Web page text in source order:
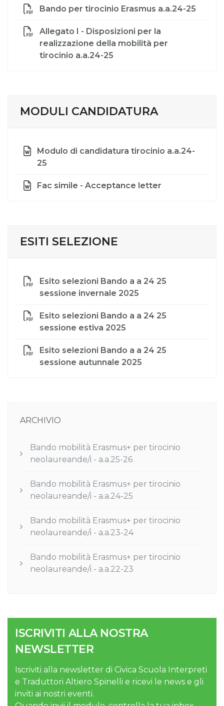
Bando per tirocinio Erasmus a.a.24-25
Allegato I - Disposizioni per la
realizzazione della mobilità per
tirocinio a.a.24-25
MODULI CANDIDATURA
Modulo di candidatura tirocinio a.a.24-
25
Fac simile - Acceptance letter
ESITI SELEZIONE
Esito selezioni Bando a a 24 25
sessione invernale 2025
Esito selezioni Bando a a 24 25
sessione estiva 2025
Esito selezioni Bando a a 24 25
sessione autunnale 2025
ARCHIVIO
Bando mobilità Erasmus+ per tirocinio
neolaureande/i - a.a.25-26
Bando mobilità Erasmus+ per tirocinio
neolaureande/i - a.a.24-25
Bando mobilità Erasmus+ per tirocinio
neolaureande/i - a.a.23-24
Bando mobilità Erasmus+ per tirocinio
neolaureande/i - a.a.22-23
ISCRIVITI ALLA NOSTRA
NEWSLETTER
Iscriviti alla newsletter di Civica Scuola Interpreti
e Traduttori Altiero Spinelli e ricevi le news e gli
inviti ai nostri eventi.